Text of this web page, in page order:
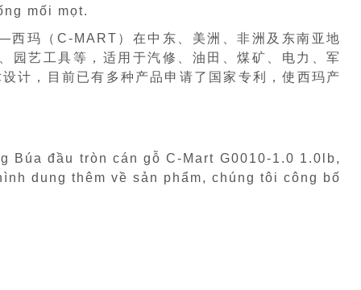
mối mọt.
玛（C-MART）在中东、美洲、非洲及东南亚地
园艺工具等，适用于汽修、油田、煤矿、电力、军
计，目前已有多种产品申请了国家专利，使西玛产
Búa đầu tròn cán gỗ C-Mart G0010-1.0 1.0lb,
dung thêm về sản phẩm, chúng tôi công bố